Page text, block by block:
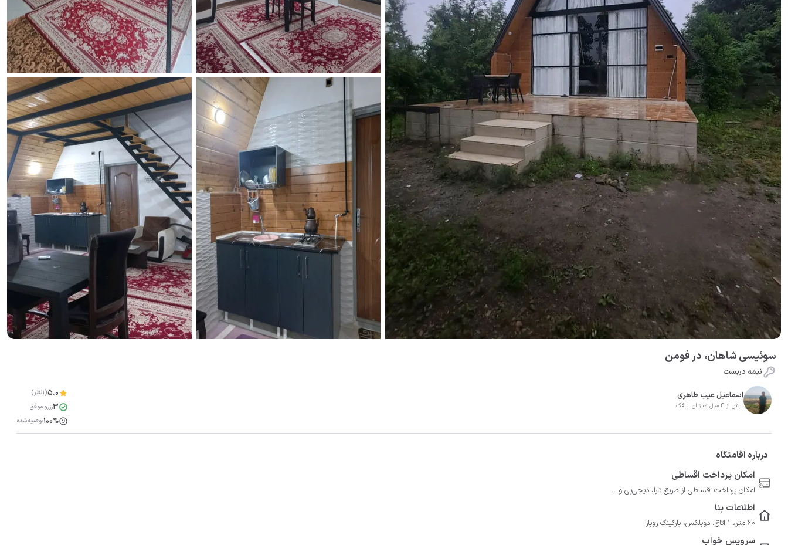
سوئیسی شاهان، در فومن
نیمه دربست
اسماعیل عیب طاهری
بیش از 4 سال میزبان اتاقک
5.0(1نظر)
3رزرو موفق
100%توصیه شده
درباره اقامتگاه
امکان پرداخت اقساطی
امکان پرداخت اقساطی از طریق تارا، دیجی‌پی و ...
اطلاعات بنا
60 متر، 1 اتاق، دوبلکس، پارکینگ روباز
سرویس خواب